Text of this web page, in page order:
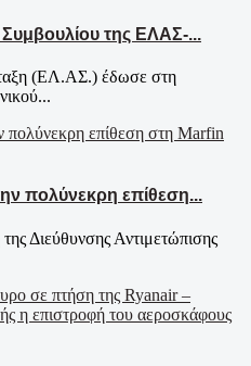
της ΕΛΑΣ-...
(ΕΛ.ΑΣ.) έδωσε στη
πολύνεκρη επίθεση...
της Διεύθυνσης Αντιμετώπισης